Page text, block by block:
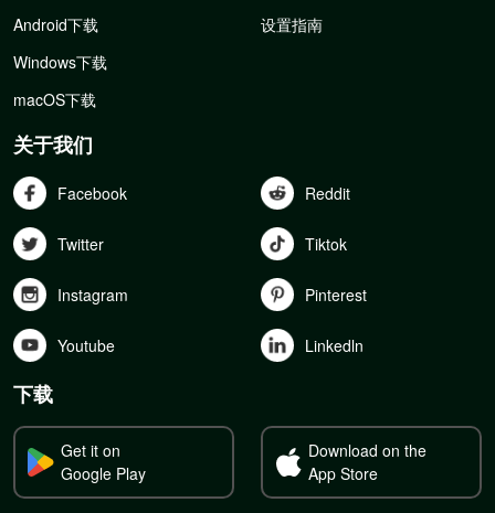
Android下载
Windows下载
macOS下载
设置指南
关于我们
Facebook Reddit
Twitter Tiktok
Instagram Pinterest
Youtube Linkedln
下载
Get it on
Google Play
Download on the
App Store